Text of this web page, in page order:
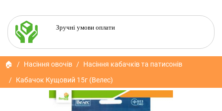
Зручні умови оплати
🏠 Насіння овочів
Насіння кабачків та патисонів
Кабачок Кущовий 15г (Велес)